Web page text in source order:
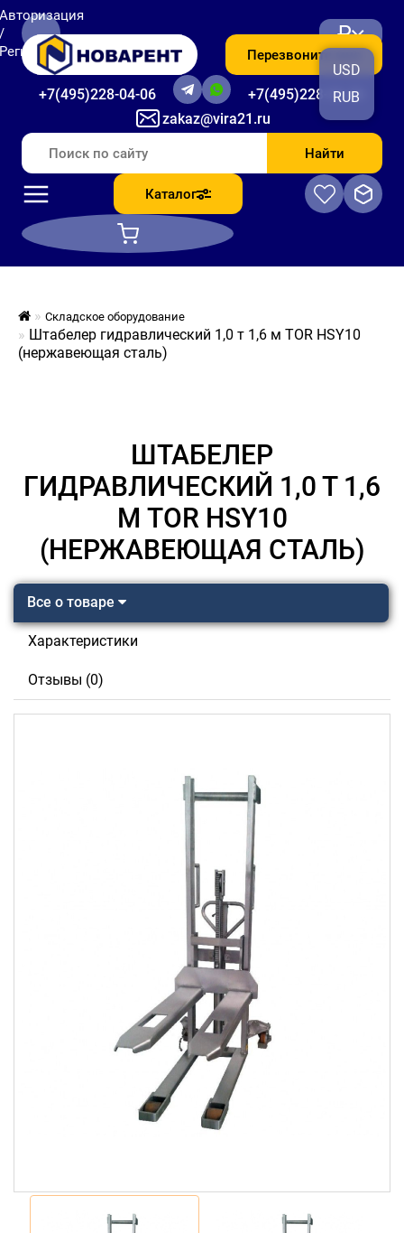
zakaz@vira21.ru
+7(495)228-04-06 +7(495)228-06-56
Перезвоните мне
₽
USD
RUB
Найти
Каталог
Складское оборудование
Штабелер гидравлический 1,0 т 1,6 м TOR HSY10
(нержавеющая сталь)
ШТАБЕЛЕР
ГИДРАВЛИЧЕСКИЙ 1,0 Т 1,6
М TOR HSY10
(НЕРЖАВЕЮЩАЯ СТАЛЬ)
Все о товаре
Характеристики
Отзывы (0)